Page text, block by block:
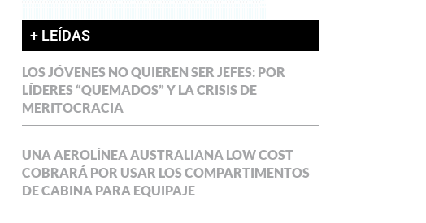
+ LEÍDAS
LOS JÓVENES NO QUIEREN SER JEFES: POR
LÍDERES “QUEMADOS” Y LA CRISIS DE
MERITOCRACIA
UNA AEROLÍNEA AUSTRALIANA LOW COST
COBRARÁ POR USAR LOS COMPARTIMENTOS
DE CABINA PARA EQUIPAJE